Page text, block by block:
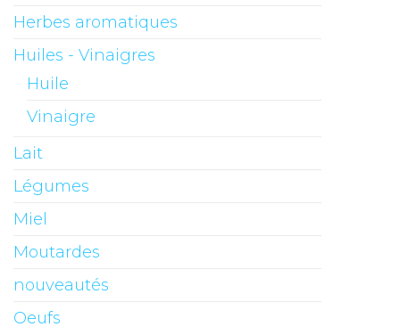
Herbes aromatiques
Huiles - Vinaigres
Huile
Vinaigre
Lait
Légumes
Miel
Moutardes
nouveautés
Oeufs